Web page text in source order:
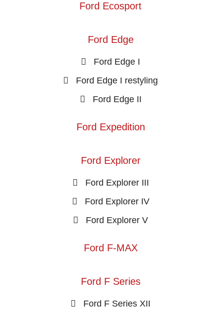
Ford Ecosport
Ford Edge
Ford Edge I
Ford Edge I restyling
Ford Edge II
Ford Expedition
Ford Explorer
Ford Explorer III
Ford Explorer IV
Ford Explorer V
Ford F-MAX
Ford F Series
Ford F Series XII